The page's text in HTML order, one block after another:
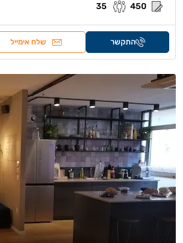
450
35
התקשר שלח אימייל